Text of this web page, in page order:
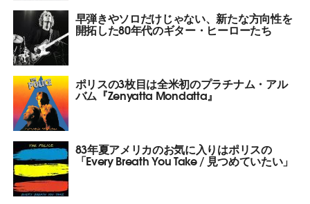
早弾きやソロだけじゃない、新たな方向性を
開拓した80年代のギター・ヒーローたち
ポリスの3枚目は全米初のプラチナム・アル
バム『Zenyatta Mondatta』
83年夏アメリカのお気に入りはポリスの
「Every Breath You Take / 見つめていたい」